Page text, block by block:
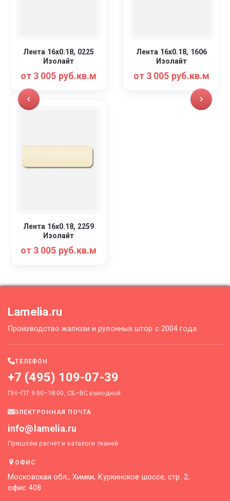
Лента 16x0.18, 0225
Изолайт
от 3 005 руб.кв.м
Лента 16x0.18, 1606
Изолайт
от 3 005 руб.кв.м
Лента 16x0.18, 2259
Изолайт
от 3 005 руб.кв.м
Lamelia.ru
Производство жалюзи и рулонных штор с 2004 года
ТЕЛЕФОН
+7 (495) 109-07-39
ПН–ПТ 9:00–18:00, СБ–ВС выходной
ЭЛЕКТРОННАЯ ПОЧТА
info@lamelia.ru
Пришлём расчёт и каталоги тканей
ОФИС
Московская обл., Химки, Куркинское шоссе, стр. 2,
офис 408